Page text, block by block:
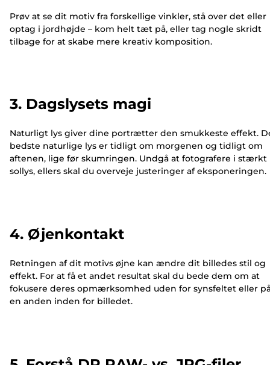
Prøv at se dit motiv fra forskellige vinkler, stå over det eller
optag i jordhøjde – kom helt tæt på, eller tag nogle skridt
tilbage for at skabe mere kreativ komposition.
3. Dagslysets magi
Naturligt lys giver dine portrætter den smukkeste effekt.
bedste naturlige lys er tidligt om morgenen og tidligt om
aftenen, lige før skumringen. Undgå at fotografere i stærkt
sollys, ellers skal du overveje justeringer af eksponeringen.
4. Øjenkontakt
Retningen af dit motivs øjne kan ændre dit billedes stil og
effekt. For at få et andet resultat skal du bede dem om at
fokusere deres opmærksomhed uden for synsfeltet eller
en anden inden for billedet.